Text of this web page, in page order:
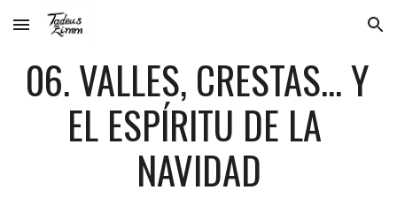
Skip to main content Skip to navigation
06. VALLES, CRESTAS... Y
EL ESPÍRITU DE LA
NAVIDAD